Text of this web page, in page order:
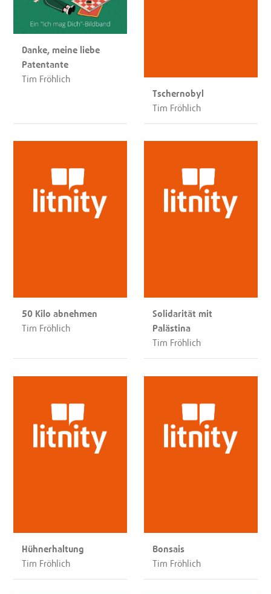
Danke, meine liebe
Patentante
Tim Fröhlich
Tschernobyl
Tim Fröhlich
50 Kilo abnehmen
Tim Fröhlich
Solidarität mit
Palästina
Tim Fröhlich
Hühnerhaltung
Tim Fröhlich
Bonsais
Tim Fröhlich